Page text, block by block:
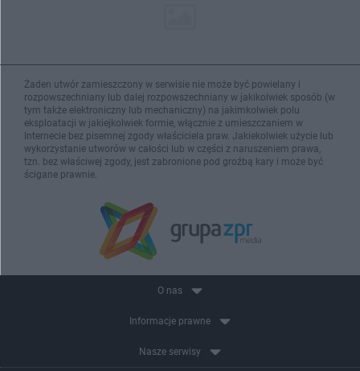
Żaden utwór zamieszczony w serwisie nie może być powielany i
rozpowszechniany lub dalej rozpowszechniany w jakikolwiek sposób (w
tym także elektroniczny lub mechaniczny) na jakimkolwiek polu
eksploatacji w jakiejkolwiek formie, włącznie z umieszczaniem w
Internecie bez pisemnej zgody właściciela praw. Jakiekolwiek użycie lub
wykorzystanie utworów w całości lub w części z naruszeniem prawa,
tzn. bez właściwej zgody, jest zabronione pod groźbą kary i może być
ścigane prawnie.
O nas
Informacje prawne
Nasze serwisy